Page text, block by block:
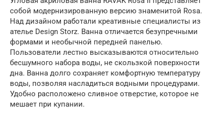
собой модернизированную версию знаменитой Rosa.
Над дизайном работали креативные специалисты из
ателье Design Storz. Ванна отличается безупречными
формами и необычной передней панелью.
Пользователи лестно высказываются относительно
бесшумного набора воды, не скользкой поверхности
дна. Ванна долго сохраняет комфортную температуру
воды, позволяя насладиться водными процедурами.
Удобно расположено сливное отверстие, которое не
мешает при купании.